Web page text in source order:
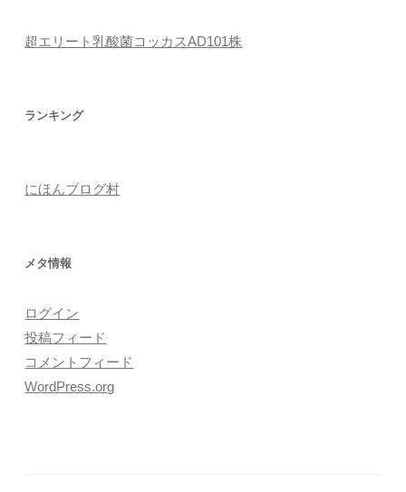
超エリート乳酸菌コッカスAD101株
ランキング
にほんブログ村
メタ情報
ログイン
投稿フィード
コメントフィード
WordPress.org